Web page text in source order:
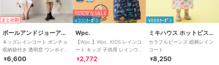
まとめ割
ポールアンドジョーアクセソワ
キッズレインコート ポンチョ
収納袋付き 透明窓 ワンポイン
ト ロゴ クリザンテーム ヌネッ
¥6,600
期間限定SALE
¥300ｸｰﾎﾟﾝ
Wpc.
【Wpc.】Wpc. KIDS レインコ
ート キッズ 子供用 レインウェ
ア 子ども 男の子 女の子
¥2,772
¥888ｸｰﾎﾟﾝ
ミキハウス ホットビスケッツ
カラフルビーンズ 総柄レイン
コート
¥8,250